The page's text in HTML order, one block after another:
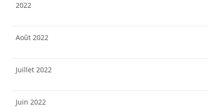
2022
Août 2022
Juillet 2022
Juin 2022